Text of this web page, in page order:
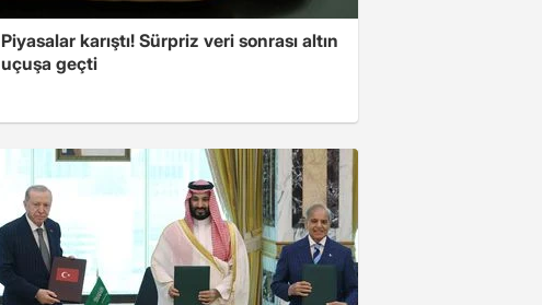
Piyasalar karıştı! Sürpriz veri sonrası altın
uçuşa geçti